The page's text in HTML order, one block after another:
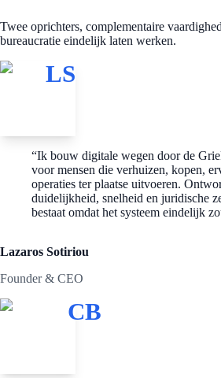
Twee oprichters, complementaire
bureaucratie eindelijk laten werken.
LS
“Ik bouw digitale wegen door de
voor mensen die verhuizen, kopen,
operaties ter plaatse uitvoeren.
duidelijkheid, snelheid en juridische
bestaat omdat het systeem eindelijk
Lazaros Sotiriou
Founder & CEO
CB